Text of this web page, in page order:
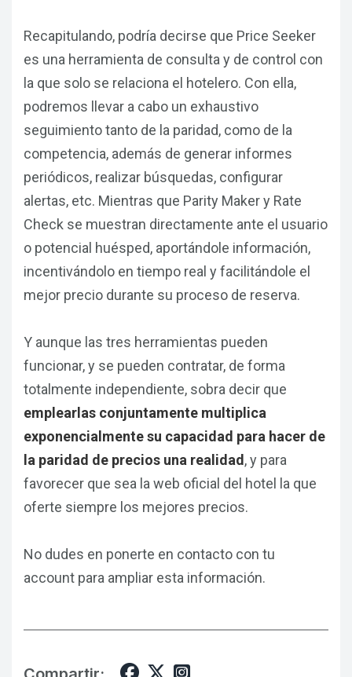
Recapitulando, podría decirse que Price Seeker
es una herramienta de consulta y de control con
la que solo se relaciona el hotelero. Con ella,
podremos llevar a cabo un exhaustivo
seguimiento tanto de la paridad, como de la
competencia, además de generar informes
periódicos, realizar búsquedas, configurar
alertas, etc. Mientras que Parity Maker y Rate
Check se muestran directamente ante el usuario
o potencial huésped, aportándole información,
incentivándolo en tiempo real y facilitándole el
mejor precio durante su proceso de reserva.
Y aunque las tres herramientas pueden
funcionar, y se pueden contratar, de forma
totalmente independiente, sobra decir que
emplearlas conjuntamente multiplica
exponencialmente su capacidad para hacer de
la paridad de precios una realidad , y para
favorecer que sea la web oficial del hotel la que
oferte siempre los mejores precios.
No dudes en ponerte en contacto con tu
account para ampliar esta información.